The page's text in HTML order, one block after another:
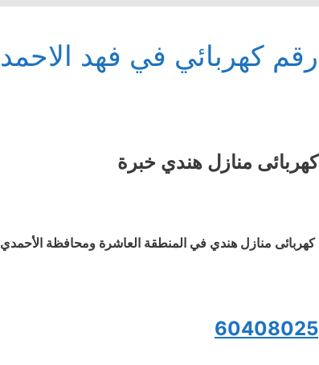
رقم كهربائي في فهد الاحمد
كهربائى منازل هندي خبرة
كهربائى منازل هندي في المنطقة العاشرة ومحافظة الأحمدي
60408025